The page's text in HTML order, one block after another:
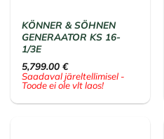
KÖNNER & SÖHNEN
GENERAATOR KS 16-
1/3E
5,799.00€
Saadaval järeltellimisel -
Toode ei ole vlt laos!